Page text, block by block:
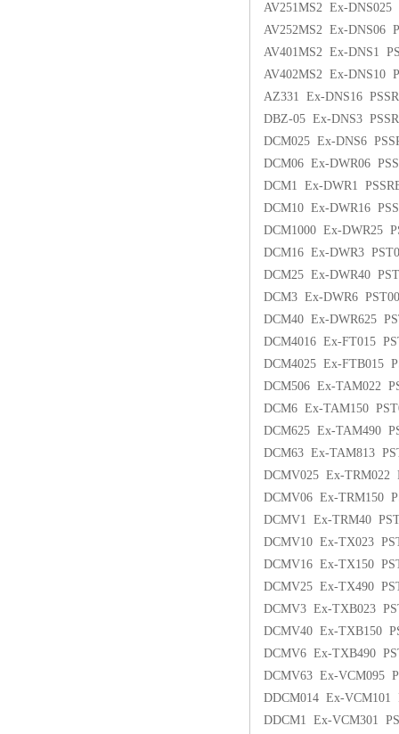
AV251MS2 Ex-
AV252MS2 Ex-DNS06
AV401MS2 Ex-DNS1
AV402MS2 Ex-DNS10
AZ331 Ex-DNS16
DBZ-05 Ex-DNS3
DCM025 Ex-DNS6
DCM06 Ex-DWR06
DCM1 Ex-DWR1
DCM10 Ex-DWR16
DCM1000 Ex-DWR25
DCM16 Ex-DWR3
DCM25 Ex-DWR40
DCM3 Ex-DWR6
DCM40 Ex-DWR625
DCM4016 Ex-FT015
DCM4025 Ex-FTB015
DCM506 Ex-TAM022
DCM6 Ex-TAM150
DCM625 Ex-TAM490
DCM63 Ex-TAM813
DCMV025 Ex-TRM022
DCMV06 Ex-TRM150
DCMV1 Ex-TRM40
DCMV10 Ex-TX023
DCMV16 Ex-TX150
DCMV25 Ex-TX490
DCMV3 Ex-TXB023
DCMV40 Ex-TXB150
DCMV6 Ex-TXB490
DCMV63 Ex-VCM095
DDCM014 Ex-VCM101
DDCM1 Ex-VCM301